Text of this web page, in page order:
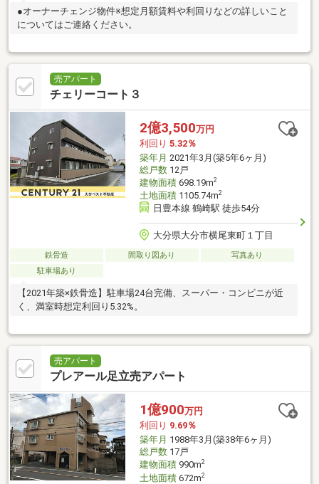
●オーナーチェンジ物件※想定月額賃料や利回りなどの詳しいこと
についてはご連絡ください。
売アパート
チェリーコート３
2億3,500万円
利回り 5.32％
築年月 2021年3月(築5年6ヶ月)
総戸数12戸
建物面積698.19m2
土地面積1105.74m2
日豊本線 鶴崎駅 徒歩54分
大分県大分市横尾東町１丁目
鉄骨造 間取り図あり
写真あり
駐車場あり
【2021年築×鉄骨造】駐車場24台完備、スーパー・コンビニが近
く、満室時想定利回り5.32%。
売アパート
プレアール足立売アパート
1億900万円
利回り 9.69％
築年月 1988年3月(築38年6ヶ月)
総戸数17戸
建物面積990m2
土地面積672m2